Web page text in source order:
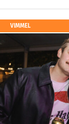
VIMMEL